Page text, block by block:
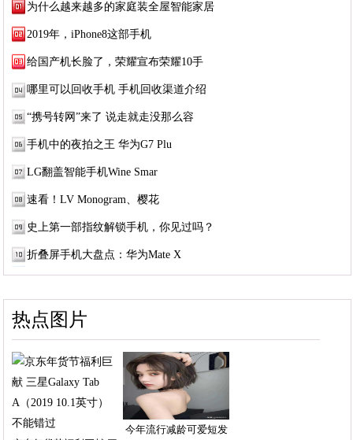
为什么越来越多的家庭装全屋智能家居
2019年，iPhone8这部手机
给国产机长脸了，荣耀宣布荣耀10手
哪里可以回收手机 手机回收渠道介绍
“携号转网”来了 说走就走没那么容
手机中的夜拍之王 华为G7 Plu
LG翻盖智能手机Wine Smar
速看！LV Monogram、樱花
史上第一部指纹解锁手机，你见过吗？
折叠屏手机大盘点：华为Mate X
热点图片
今年流行减龄可爱短发